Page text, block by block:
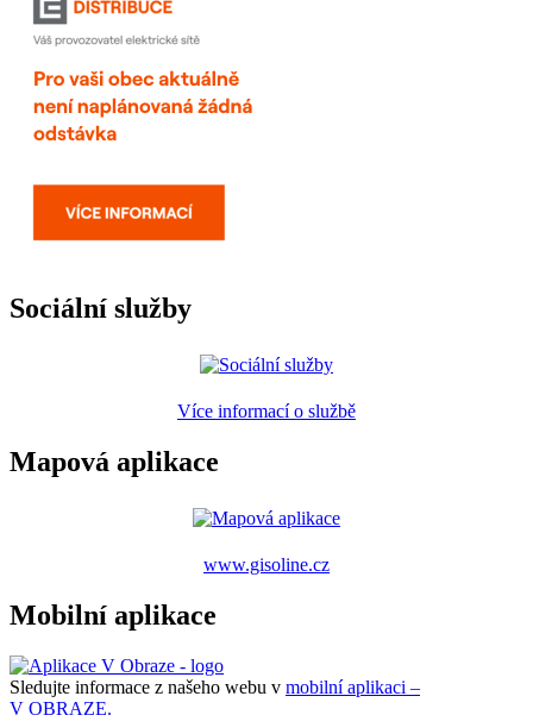
Sociální služby
Více informací o službě
Mapová aplikace
www.gisoline.cz
Mobilní aplikace
Sledujte informace z našeho webu v mobilní aplikaci –
V OBRAZE.